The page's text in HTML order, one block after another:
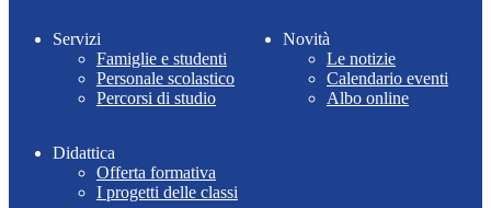
Servizi
Famiglie e studenti
Personale scolastico
Percorsi di studio
Novità
Le notizie
Calendario eventi
Albo online
Didattica
Offerta formativa
I progetti delle classi